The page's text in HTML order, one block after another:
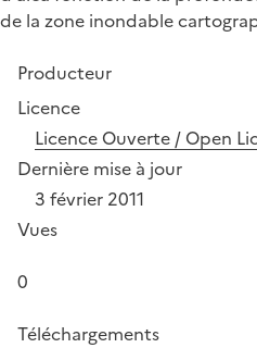
de la zone inondable
Producteur
Licence
Licence Ouverte / Open
Dernière mise à jour
3 février 2011
Vues
0
Téléchargements